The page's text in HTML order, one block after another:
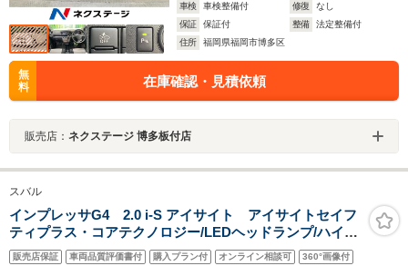
車検
車検整備付 修復
なし
保証
保証付 整備
法定整備付
住所
福岡県福岡市博多区
無
料
在庫確認・見積依頼
販売店： ネクステージ 博多板付店
スバル
インプレッサG4 2.0 i-S アイサイト アイサイトセイフ
ティプラス・コアテクノロジー/LEDヘッドランプ/ハイビ
ームアシスト/後側方警戒/前席パワーシート/サイド・バッ
販売店保証 車両品質評価書付 購入プラン付 オンライン相談可 360°画像付